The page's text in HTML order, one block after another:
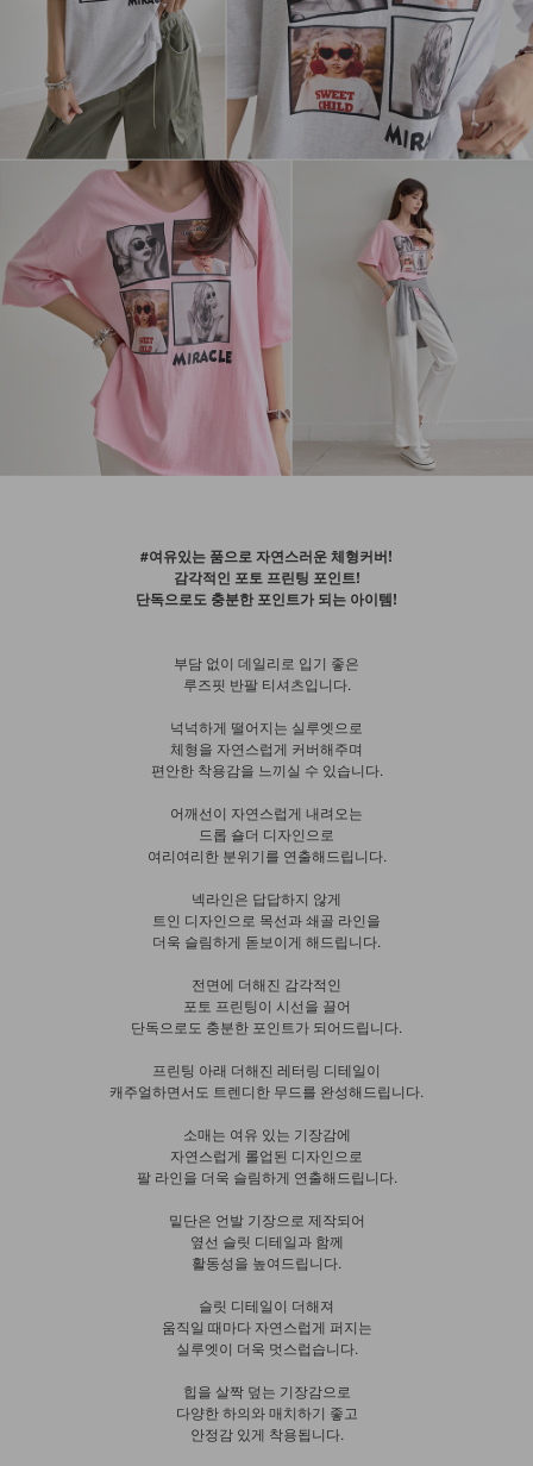
#여유있는 품으로 자연스러운 체형커버!
감각적인 포토 프린팅 포인트!
단독으로도 충분한 포인트가 되는 아이템!
부담 없이 데일리로 입기 좋은
루즈핏 반팔 티셔츠입니다.
넉넉하게 떨어지는 실루엣으로
체형을 자연스럽게 커버해주며
편안한 착용감을 느끼실 수 있습니다.
어깨선이 자연스럽게 내려오는
드롭 숄더 디자인으로
여리여리한 분위기를 연출해드립니다.
넥라인은 답답하지 않게
트인 디자인으로 목선과 쇄골 라인을
더욱 슬림하게 돋보이게 해드립니다.
전면에 더해진 감각적인
포토 프린팅이 시선을 끌어
단독으로도 충분한 포인트가 되어드립니다.
프린팅 아래 더해진 레터링 디테일이
캐주얼하면서도 트렌디한 무드를 완성해드립니다.
소매는 여유 있는 기장감에
자연스럽게 롤업된 디자인으로
팔 라인을 더욱 슬림하게 연출해드립니다.
밑단은 언발 기장으로 제작되어
옆선 슬릿 디테일과 함께
활동성을 높여드립니다.
슬릿 디테일이 더해져
움직일 때마다 자연스럽게 퍼지는
실루엣이 더욱 멋스럽습니다.
힙을 살짝 덮는 기장감으로
다양한 하의와 매치하기 좋고
안정감 있게 착용됩니다.